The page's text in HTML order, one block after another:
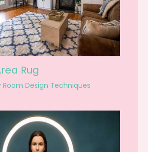
Rug
Design Techniques